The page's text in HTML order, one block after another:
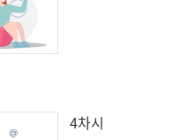
4차시